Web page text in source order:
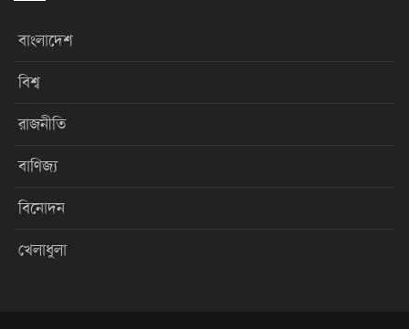
বাংলাদেশ
বিশ্ব
রাজনীতি
বাণিজ্য
বিনোদন
খেলাধুলা